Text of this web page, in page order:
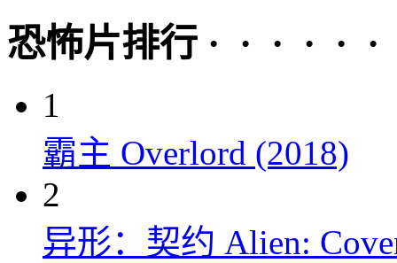
恐怖片排行 · · · · · ·
1
霸主 Overlord (2018)
2
异形：契约 Alien: